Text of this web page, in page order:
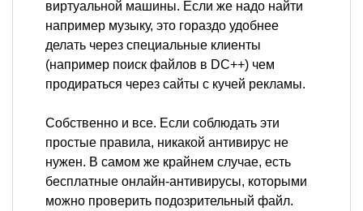
виртуальной машины. Если же надо найти
например музыку, это гораздо удобнее
делать через специальные клиенты
(например поиск файлов в DC++) чем
продираться через сайты с кучей рекламы.
Собственно и все. Если соблюдать эти
простые правила, никакой антивирус не
нужен. В самом же крайнем случае, есть
бесплатные онлайн-антивирусы, которыми
можно проверить подозрительный файл.